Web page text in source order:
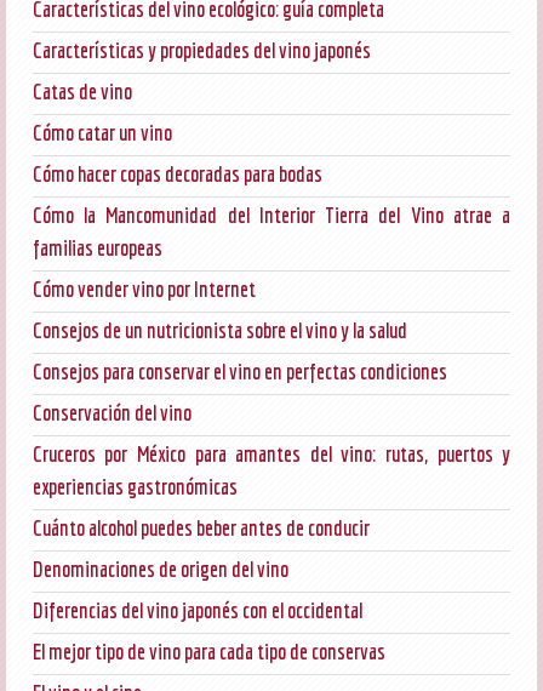
Características del vino ecológico: guía completa
Características y propiedades del vino japonés
Catas de vino
Cómo catar un vino
Cómo hacer copas decoradas para bodas
Cómo la Mancomunidad del Interior Tierra del Vino atrae a
familias europeas
Cómo vender vino por Internet
Consejos de un nutricionista sobre el vino y la salud
Consejos para conservar el vino en perfectas condiciones
Conservación del vino
Cruceros por México para amantes del vino: rutas, puertos y
experiencias gastronómicas
Cuánto alcohol puedes beber antes de conducir
Denominaciones de origen del vino
Diferencias del vino japonés con el occidental
El mejor tipo de vino para cada tipo de conservas